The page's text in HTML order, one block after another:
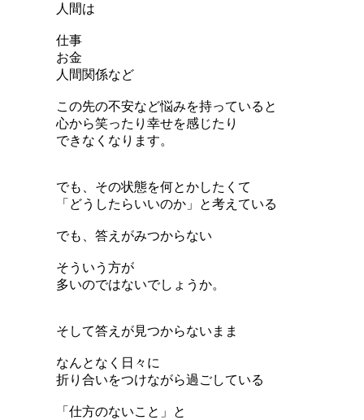
人間は
仕事
お金
人間関係など
この先の不安など悩みを持っていると
心から笑ったり幸せを感じたり
できなくなります。
でも、その状態を何とかしたくて
「どうしたらいいのか」と考えている
でも、答えがみつからない
そういう方が
多いのではないでしょうか。
そして答えが見つからないまま
なんとなく日々に
折り合いをつけながら過ごしている
「仕方のないこと」と